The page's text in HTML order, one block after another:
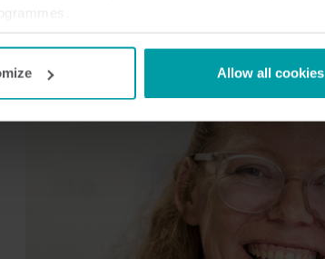
Cookie Declarationhere.
Allow all cookies